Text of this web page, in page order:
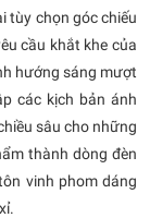
tùy chọn góc chiếu
cầu khắt khe của
hướng sáng mượt
các kịch bản ánh
sâu cho những
thành dòng đèn
vinh phom dáng